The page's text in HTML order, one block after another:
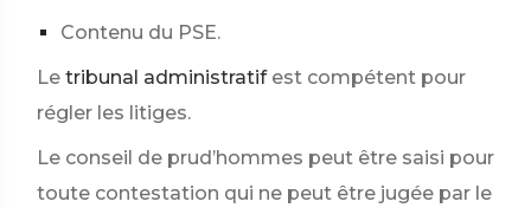
Contenu du PSE.
Le tribunal administratif est compétent pour
régler les litiges.
Le conseil de prud’hommes peut être saisi pour
toute contestation qui ne peut être jugée par le